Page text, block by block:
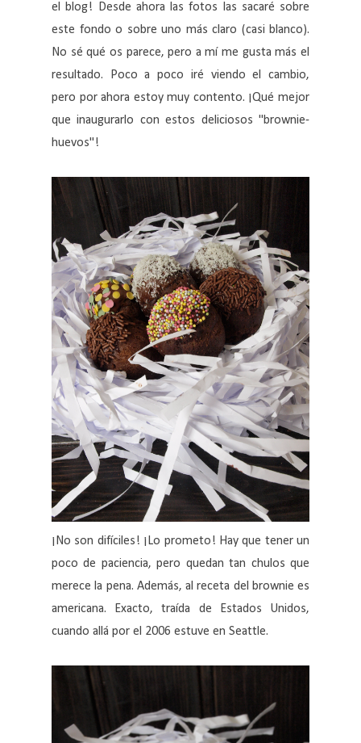
el blog! Desde ahora las fotos las sacaré sobre
este fondo o sobre uno más claro (casi blanco).
No sé qué os parece, pero a mí me gusta más el
resultado. Poco a poco iré viendo el cambio,
pero por ahora estoy muy contento. ¡Qué mejor
que inaugurarlo con estos deliciosos "brownie-
huevos"!
¡No son difíciles! ¡Lo prometo! Hay que tener un
poco de paciencia, pero quedan tan chulos que
merece la pena. Además, al receta del brownie es
americana. Exacto, traída de Estados Unidos,
cuando allá por el 2006 estuve en Seattle.